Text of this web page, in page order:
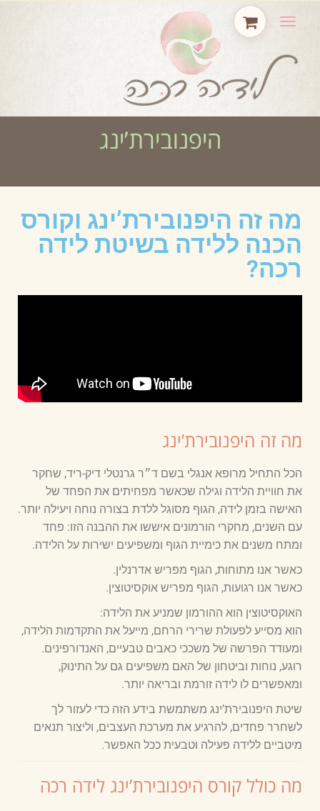
תפריט
היפנובירת’ינג
מה זה היפנובירת’ינג וקורס
הכנה ללידה בשיטת לידה
רכה?
מה זה היפנובירת’ינג
הכל התחיל מרופא אנגלי בשם ד״ר גרנטלי דיק-ריד, שחקר
את חוויית הלידה וגילה שכאשר מפחיתים את הפחד של
האישה בזמן לידה, הגוף מסוגל ללדת בצורה נוחה ויעילה יותר.
עם השנים, מחקרי הורמונים איששו את ההבנה הזו: פחד
ומתח משנים את כימיית הגוף ומשפיעים ישירות על הלידה.
כאשר אנו מתוחות, הגוף מפריש אדרנלין.
כאשר אנו רגועות, הגוף מפריש אוקסיטוצין.
האוקסיטוצין הוא ההורמון שמניע את הלידה:
הוא מסייע לפעולת שרירי הרחם, מייעל את התקדמות הלידה,
ומעודד הפרשה של משככי כאבים טבעיים, האנדורפינים.
רוגע, נוחות וביטחון של האם משפיעים גם על התינוק,
ומאפשרים לו לידה זורמת ובריאה יותר.
שיטת היפנובירת’ינג משתמשת בידע הזה כדי לעזור לך
לשחרר פחדים, להרגיע את מערכת העצבים, וליצור תנאים
מיטביים ללידה פעילה וטבעית ככל האפשר.
מה כולל קורס היפנובירת’ינג לידה רכה